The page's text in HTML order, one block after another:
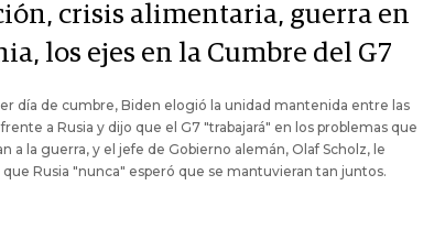
crisis alimentaria, guerra en
los ejes en la Cumbre del G7
día de cumbre, Biden elogió la unidad mantenida entre las
a Rusia y dijo que el G7 "trabajará" en los problemas que
a la guerra, y el jefe de Gobierno alemán, Olaf Scholz, le
Rusia "nunca" esperó que se mantuvieran tan juntos.